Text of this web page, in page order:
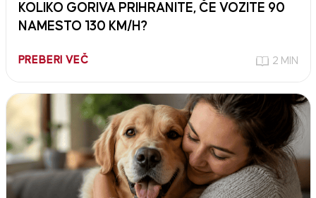
KOLIKO GORIVA PRIHRANITE, ČE VOZITE 90
NAMESTO 130 KM/H?
PREBERI VEČ 2 MIN